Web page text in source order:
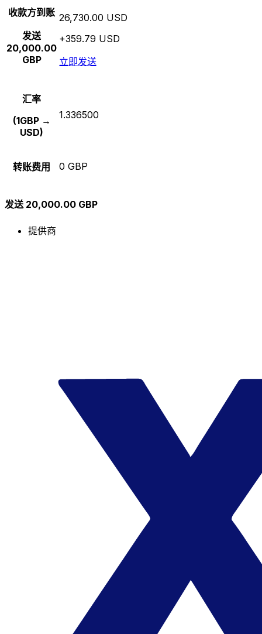
收款方到账
发送
20,000.00
GBP
26,730.00 USD
+359.79 USD
立即发送
汇率
(1GBP →
USD)
1.336500
转账费用 0 GBP
发送 20,000.00 GBP
提供商